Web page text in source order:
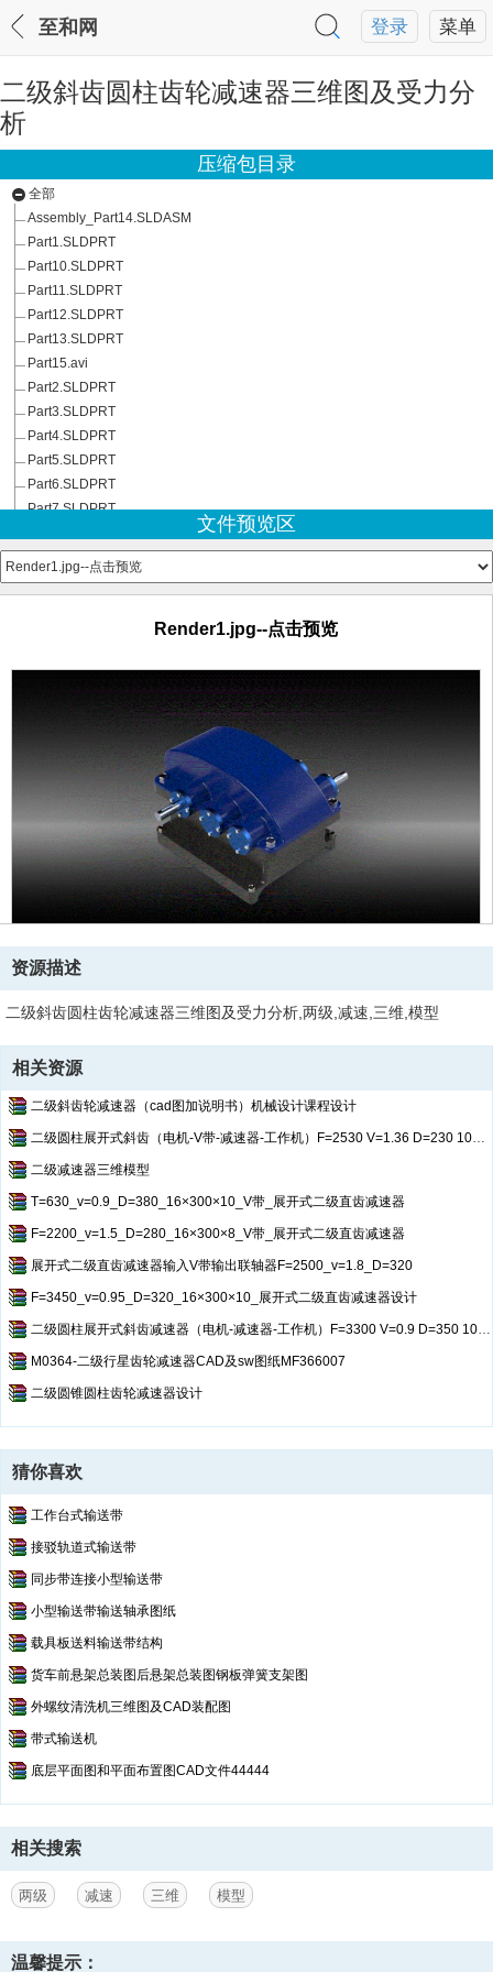
菜单
登录
至和网
二级斜齿圆柱齿轮减速器三维图及受力分
析
压缩包目录
全部
Assembly_Part14.SLDASM
Part1.SLDPRT
Part10.SLDPRT
Part11.SLDPRT
Part12.SLDPRT
Part13.SLDPRT
Part15.avi
Part2.SLDPRT
Part3.SLDPRT
Part4.SLDPRT
Part5.SLDPRT
Part6.SLDPRT
Part7.SLDPRT
Part9.SLDPRT
Render1.jpg--点击预览
Shaft3.png--点击预览
文件预览区
Render1.jpg--点击预览
资源描述
二级斜齿圆柱齿轮减速器三维图及受力分析,两级,减速,三维,模型
相关资源
二级斜齿轮减速器（cad图加说明书）机械设计课程设计
二级圆柱展开式斜齿（电机-V带-减速器-工作机）F=2530 V=1.36 D=230 10年2班（1）
二级减速器三维模型
T=630_v=0.9_D=380_16×300×10_V带_展开式二级直齿减速器
F=2200_v=1.5_D=280_16×300×8_V带_展开式二级直齿减速器
展开式二级直齿减速器输入V带输出联轴器F=2500_v=1.8_D=320
F=3450_v=0.95_D=320_16×300×10_展开式二级直齿减速器设计
二级圆柱展开式斜齿减速器（电机-减速器-工作机）F=3300 V=0.9 D=350 10年1班
M0364-二级行星齿轮减速器CAD及sw图纸MF366007
二级圆锥圆柱齿轮减速器设计
猜你喜欢
工作台式输送带
接驳轨道式输送带
同步带连接小型输送带
小型输送带输送轴承图纸
载具板送料输送带结构
货车前悬架总装图后悬架总装图钢板弹簧支架图
外螺纹清洗机三维图及CAD装配图
带式输送机
底层平面图和平面布置图CAD文件44444
相关搜索
两级 减速 三维 模型
温馨提示：